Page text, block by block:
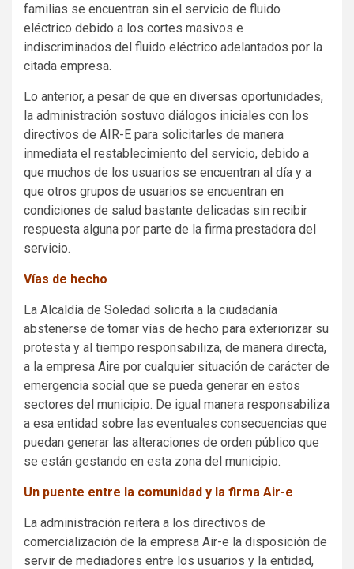
familias se encuentran sin el servicio de fluido
eléctrico debido a los cortes masivos e
indiscriminados del fluido eléctrico adelantados por la
citada empresa.
Lo anterior, a pesar de que en diversas oportunidades,
la administración sostuvo diálogos iniciales con los
directivos de AIR-E para solicitarles de manera
inmediata el restablecimiento del servicio, debido a
que muchos de los usuarios se encuentran al día y a
que otros grupos de usuarios se encuentran en
condiciones de salud bastante delicadas sin recibir
respuesta alguna por parte de la firma prestadora del
servicio.
Vías de hecho
La Alcaldía de Soledad solicita a la ciudadanía
abstenerse de tomar vías de hecho para exteriorizar su
protesta y al tiempo responsabiliza, de manera directa,
a la empresa Aire por cualquier situación de carácter de
emergencia social que se pueda generar en estos
sectores del municipio. De igual manera responsabiliza
a esa entidad sobre las eventuales consecuencias que
puedan generar las alteraciones de orden público que
se están gestando en esta zona del municipio.
Un puente entre la comunidad y la firma Air-e
La administración reitera a los directivos de
comercialización de la empresa Air-e la disposición de
servir de mediadores entre los usuarios y la entidad,